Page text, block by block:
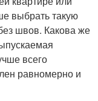
выбрать такую
швов. Какова же
всего
равномерно и